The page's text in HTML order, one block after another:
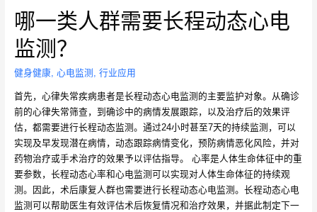
哪一类人群需要长程动态心电
监测？
健身健康, 心电监测 , 行业应用
首先，心律失常疾病患者是长程动态心电监测的主要监护对象。从确诊
前的心律失常筛查，到确诊中的病情发展跟踪，以及治疗后的效果评
估，都需要进行长程动态监测。通过24小时甚至7天的持续监测，可以
实现及早发现潜在病情，动态跟踪病情变化，预防病情恶化风险，并对
药物治疗或手术治疗的效果予以评估指导。 心率是人体生命体征中的重
要参数，长程动态心率和心电监测可以实现对人体生命体征的持续观
测。因此，术后康复人群也需要进行长程动态心电监测。长程动态心电
监测可以帮助医生有效评估术后恢复情况和治疗效果，并据此制定下一